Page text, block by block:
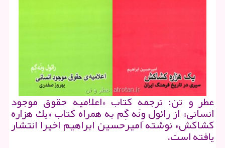
عطر و تن: ترجمه كتاب «اعلامیه حقوق موجود
انسانی» از رائول وِنَه گِم به همراه كتاب «یك هزاره
كشاكش» نوشته امیرحسین ابراهیم اخیرا انتشار
یافته است.